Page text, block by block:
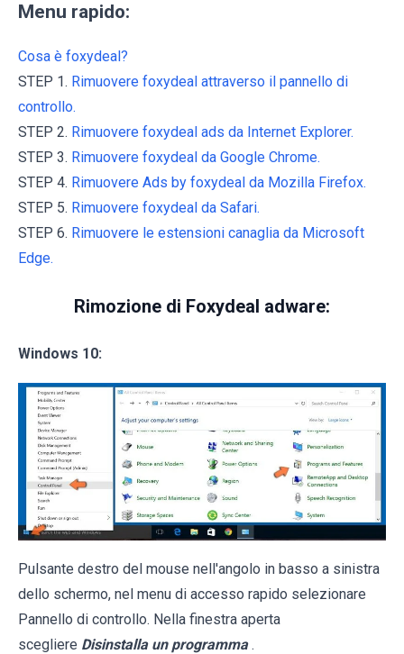
Menu rapido:
Cosa è foxydeal?
STEP 1. Rimuovere foxydeal attraverso il pannello di
controllo.
STEP 2. Rimuovere foxydeal ads da Internet Explorer.
STEP 3. Rimuovere foxydeal da Google Chrome.
STEP 4. Rimuovere Ads by foxydeal da Mozilla Firefox.
STEP 5. Rimuovere foxydeal da Safari.
STEP 6. Rimuovere le estensioni canaglia da Microsoft
Edge.
Rimozione di Foxydeal adware:
Windows 10:
Pulsante destro del mouse nell'angolo in basso a sinistra
dello schermo, nel menu di accesso rapido selezionare
Pannello di controllo. Nella finestra aperta
scegliere Disinstalla un programma .